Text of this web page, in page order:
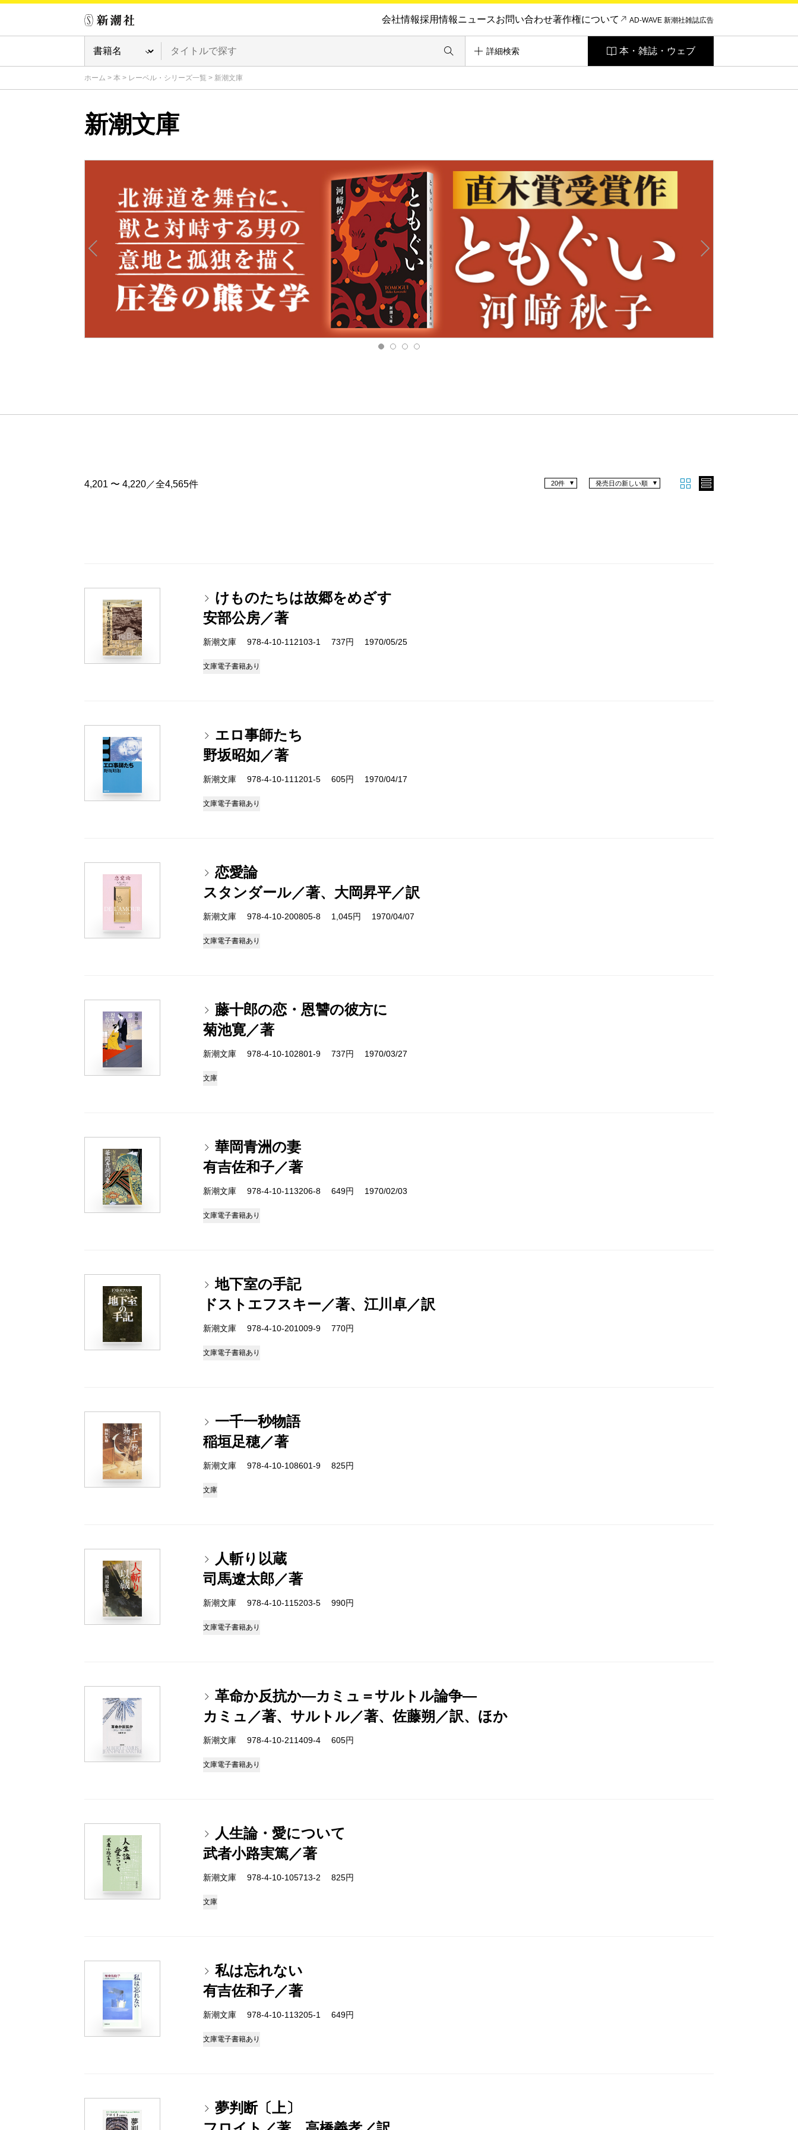
会社情報採用情報ニュースお問い合わせ著作権について AD-WAVE 新潮社雑誌広告
詳細検索 本・雑誌・ウェブ
ホーム > 本 > レーベル・シリーズ一覧 > 新潮文庫
新潮文庫
4,201 〜 4,220／全4,565件 発売日の新しい順
20件
けものたちは故郷をめざす
安部公房／著
新潮文庫 978-4-10-112103-1 737円 1970/05/25
文庫電子書籍あり
エロ事師たち
野坂昭如／著
新潮文庫 978-4-10-111201-5 605円 1970/04/17
文庫電子書籍あり
恋愛論
スタンダール／著、大岡昇平／訳
新潮文庫 978-4-10-200805-8 1,045円 1970/04/07
文庫電子書籍あり
藤十郎の恋・恩讐の彼方に
菊池寛／著
新潮文庫 978-4-10-102801-9 737円 1970/03/27
文庫
華岡青洲の妻
有吉佐和子／著
新潮文庫 978-4-10-113206-8 649円 1970/02/03
文庫電子書籍あり
地下室の手記
ドストエフスキー／著、江川卓／訳
新潮文庫 978-4-10-201009-9 770円
文庫電子書籍あり
一千一秒物語
稲垣足穂／著
新潮文庫 978-4-10-108601-9 825円
文庫
人斬り以蔵
司馬遼太郎／著
新潮文庫 978-4-10-115203-5 990円
文庫電子書籍あり
革命か反抗か―カミュ＝サルトル論争―
カミュ／著、サルトル／著、佐藤朔／訳、ほか
新潮文庫 978-4-10-211409-4 605円
文庫電子書籍あり
人生論・愛について
武者小路実篤／著
新潮文庫 978-4-10-105713-2 825円
文庫
私は忘れない
有吉佐和子／著
新潮文庫 978-4-10-113205-1 649円
文庫電子書籍あり
夢判断〔上〕